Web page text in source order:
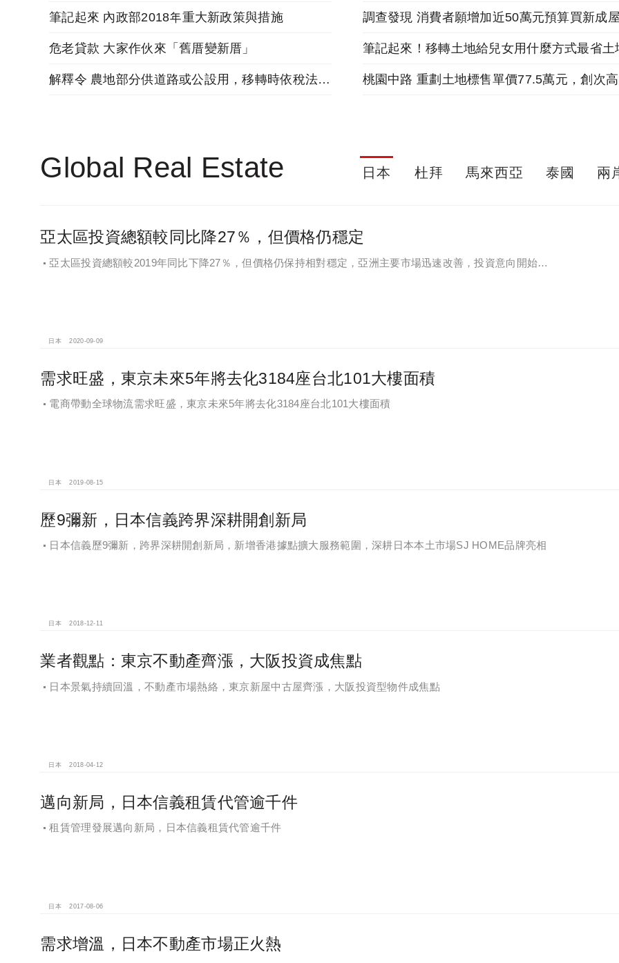
筆記起來 內政部2018年重大新政策與措施 調查發現 消費者願增加近50萬元預算買新成
危老貸款 大家作伙來「舊厝變新厝」 筆記起來！移轉土地給兒女用什麼方式最省土
解釋令 農地部分供道路或公設用，移轉時依稅法課土增稅 桃園中路 重劃土地標售單價77.5萬元，創次高
Global Real Estate 日本 杜拜 馬來西亞 泰國 兩
亞太區投資總額較同比降27％，但價格仍穩定
亞太區投資總額較2019年同比下降27％，但價格仍保持相對穩定，亞洲主要市場迅速改善，投資意向開始顯
日本 2020-09-09
需求旺盛，東京未來5年將去化3184座台北101大樓面積
電商帶動全球物流需求旺盛，東京未來5年將去化3184座台北101大樓面積
日本 2019-08-15
歷9彌新，日本信義跨界深耕開創新局
日本信義歷9彌新，跨界深耕開創新局，新增香港據點擴大服務範圍，深耕日本本土市場SJ HOME品牌亮相
日本 2018-12-11
業者觀點：東京不動產齊漲，大阪投資成焦點
日本景氣持續回溫，不動產市場熱絡，東京新屋中古屋齊漲，大阪投資型物件成焦點
日本 2018-04-12
邁向新局，日本信義租賃代管逾千件
租賃管理發展邁向新局，日本信義租賃代管逾千件
日本 2017-08-06
需求增溫，日本不動產市場正火熱